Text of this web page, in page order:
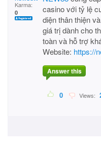
Karma:
0
casino với tỷ lệ
diện thân thiện
giá trị dành cho
toàn và hỗ trợ
Website: https://
Answer this
0 Views: